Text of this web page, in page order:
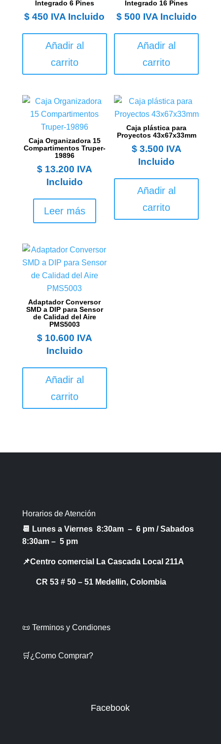
Integrado 6 Pines
$ 450 IVA Incluido
Añadir al
carrito
Integrado 16 Pines
$500 IVA Incluido
Añadir al
carrito
Caja Organizadora 15
Compartimentos Truper-
19896
$13.200 IVA
Incluido
Leer más
Caja plástica para
Proyectos 43x67x33mm
$3.500 IVA
Incluido
Añadir al
carrito
Adaptador Conversor
SMD a DIP para Sensor
de Calidad del Aire
PMS5003
$10.600 IVA
Incluido
Añadir al
carrito
Horarios de Atención
📆 Lunes a Viernes 8:30am – 6 pm /Sabados
8:30am – 5 pm
📌Centro comercial La Cascada Local 211A
CR 53 # 50 – 51 Medellin, Colombia
📜 Terminos y Condiones
🛒¿Como Comprar?
Facebook